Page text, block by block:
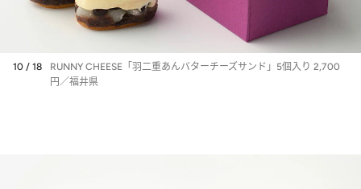
10 / 18
RUNNY CHEESE「羽二重あんバターチーズサンド」5個入り 2,700
円／福井県